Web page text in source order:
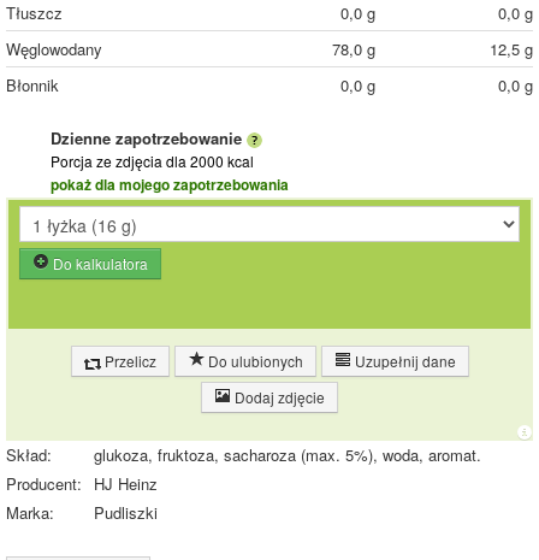
Tłuszcz
0,0 g
0,0 g
Węglowodany
78,0 g
12,5 g
Błonnik
0,0 g 0,0 g
Dzienne zapotrzebowanie
Porcja ze zdjęcia dla 2000 kcal
pokaż dla mojego zapotrzebowania
Do kalkulatora
Przelicz Do ulubionych
Uzupełnij dane
Dodaj zdjęcie
Skład:
glukoza, fruktoza, sacharoza (max. 5%), woda, aromat.
Producent:
HJ Heinz
Marka:
Pudliszki